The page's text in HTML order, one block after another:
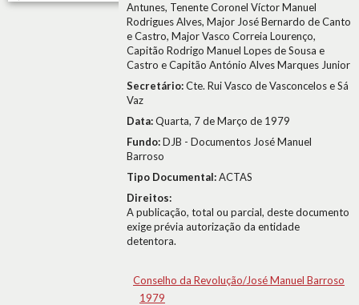
Antunes, Tenente Coronel Víctor Manuel
Rodrigues Alves, Major José Bernardo de Canto
e Castro, Major Vasco Correia Lourenço,
Capitão Rodrigo Manuel Lopes de Sousa e
Castro e Capitão António Alves Marques Junior
Secretário:Cte. Rui Vasco de Vasconcelos e Sá
Vaz
Data:Quarta, 7 de Março de 1979
Fundo:DJB - Documentos José Manuel
Barroso
Tipo Documental:ACTAS
Direitos:
A publicação, total ou parcial, deste documento
exige prévia autorização da entidade
detentora.
Conselho da Revolução/José Manuel Barroso
1979